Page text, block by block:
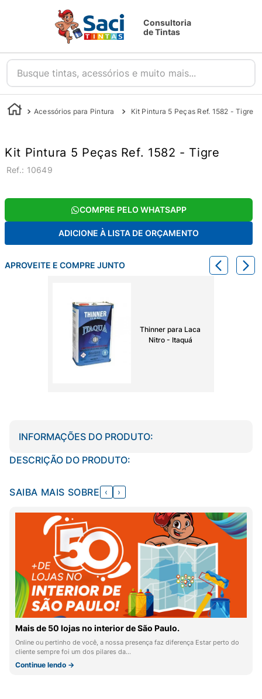
Consultoria
de Tintas
Busque tintas, acessórios e muito mais...
Acessórios para Pintura Kit Pintura 5 Peças Ref. 1582 - Tigre
Kit Pintura 5 Peças Ref. 1582 - Tigre
: 10649
COMPRE PELO WHATSAPP
ADICIONE À LISTA DE ORÇAMENTO
APROVEITE E COMPRE JUNTO
Thinner para Laca
Nitro - Itaquá
INFORMAÇÕES DO PRODUTO:
DESCRIÇÃO DO PRODUTO:
SAIBA MAIS SOBRE ‹ ›
Mais de 50 lojas no interior de São Paulo.
Online ou pertinho de você, a nossa presença faz diferença Estar perto do
cliente sempre foi um dos pilares da…
Continue lendo →